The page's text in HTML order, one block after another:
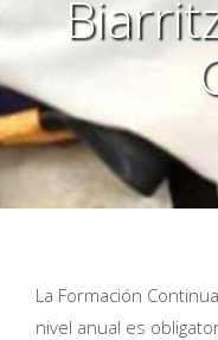
La Formación
nivel anual es